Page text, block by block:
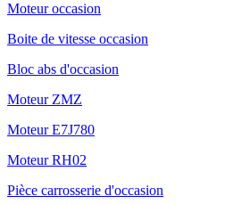
Moteur occasion
Boite de vitesse occasion
Bloc abs d'occasion
Moteur ZMZ
Moteur E7J780
Moteur RH02
Pièce carrosserie d'occasion